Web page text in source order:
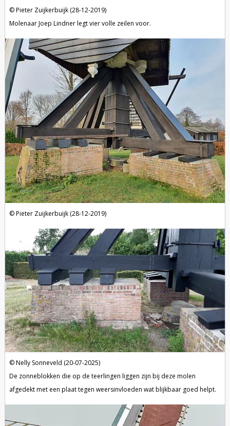
Pieter Zuijkerbuijk (28-12-2019)
Molenaar Joep Lindner legt vier volle zeilen voor.
Pieter Zuijkerbuijk (28-12-2019)
Nelly Sonneveld (20-07-2025)
De zonneblokken die op de teerlingen liggen zijn bij deze molen
afgedekt met een plaat tegen weersinvloeden wat blijkbaar goed helpt.